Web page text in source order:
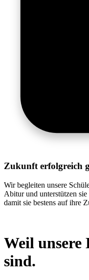
Zukunft erfolgreich
Wir begleiten unsere
Abitur und unterstützen
damit sie bestens auf ihre
Weil unsere
sind.